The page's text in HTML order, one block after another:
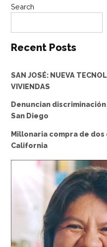
Search
Recent Posts
SAN JOSÉ: NUEVA
VIVIENDAS
Denuncian
San Diego
Millonaria compra de
California